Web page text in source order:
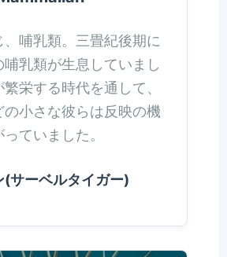
、哺乳類。三畳紀後期に
哺乳類が生息していまし
栄する時代を通して、
の小さな彼らは反映の機
ていました。
(サーベルタイガー)